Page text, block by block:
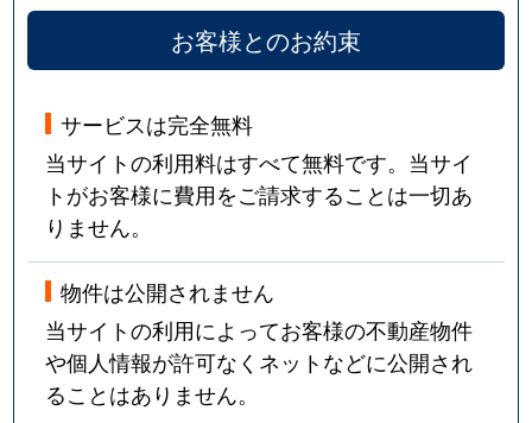
お客様とのお約束
サービスは完全無料
当サイトの利用料はすべて無料です。当サイ
トがお客様に費用をご請求することは一切あ
りません。
物件は公開されません
当サイトの利用によってお客様の不動産物件
や個人情報が許可なくネットなどに公開され
ることはありません。